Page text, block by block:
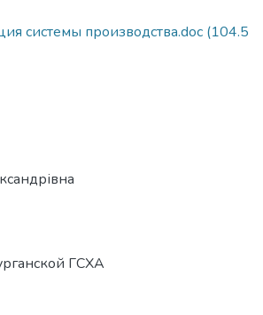
системы производства.doc (104.5
ГСХА